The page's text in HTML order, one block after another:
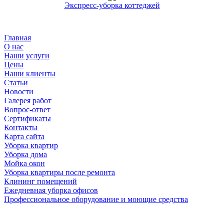
Экспресс-уборка коттеджей
Главная
О нас
Наши услуги
Цены
Наши клиенты
Статьи
Новости
Галерея работ
Вопрос-ответ
Сертификаты
Контакты
Карта сайта
Уборка квартир
Уборка дома
Мойка окон
Уборка квартиры после ремонта
Клининг помещений
Ежедневная уборка офисов
Профессиональное оборудование и моющие средства